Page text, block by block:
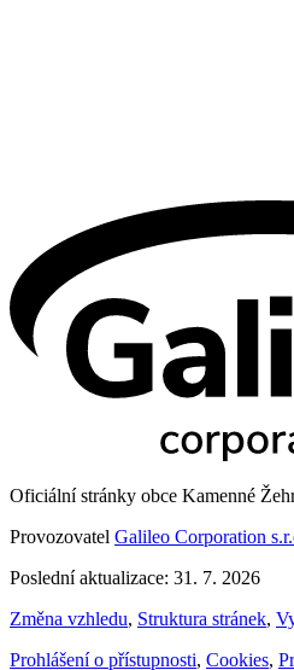
Oficiální stránky obce Kamenné
Provozovatel Galileo Corporation
Poslední aktualizace: 31. 7. 2026
Změna vzhledu, Struktura stránek,
Prohlášení o přístupnosti, Cookies,